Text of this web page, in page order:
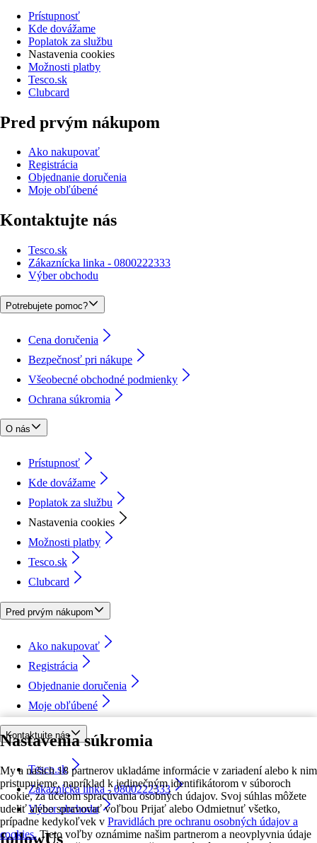
Nastavenia súkromia
My a našich 18 partnerov ukladáme informácie v zariadení alebo k nim
pristupujeme, napríklad k jedinečným identifikátorom v súboroch
cookie, za účelom spracúvania osobných údajov. Svoj súhlas môžete
udeliť alebo spravovať voľbou Prijať alebo Odmietnuť všetko,
prípadne kedykoľvek v Pravidlách pre ochranu osobných údajov a
cookies. Tieto voľby oznámime našim partnerom a neovplyvnia údaje
Prístupnosť
Kde dovážame
Poplatok za službu
Nastavenia cookies
Možnosti platby
Tesco.sk
Clubcard
Pred prvým nákupom
Ako nakupovať
Registrácia
Objednanie doručenia
Moje obľúbené
Kontaktujte nás
Tesco.sk
Zákaznícka linka - 0800222333
Výber obchodu
Potrebujete pomoc?
Cena doručenia
Bezpečnosť pri nákupe
Všeobecné obchodné podmienky
Ochrana súkromia
O nás
Prístupnosť
Kde dovážame
Poplatok za službu
Nastavenia cookies
Možnosti platby
Tesco.sk
Clubcard
Pred prvým nákupom
Ako nakupovať
Registrácia
Objednanie doručenia
Moje obľúbené
Kontaktujte nás
Tesco.sk
Zákaznícka linka - 0800222333
Výber obchodu
followUs